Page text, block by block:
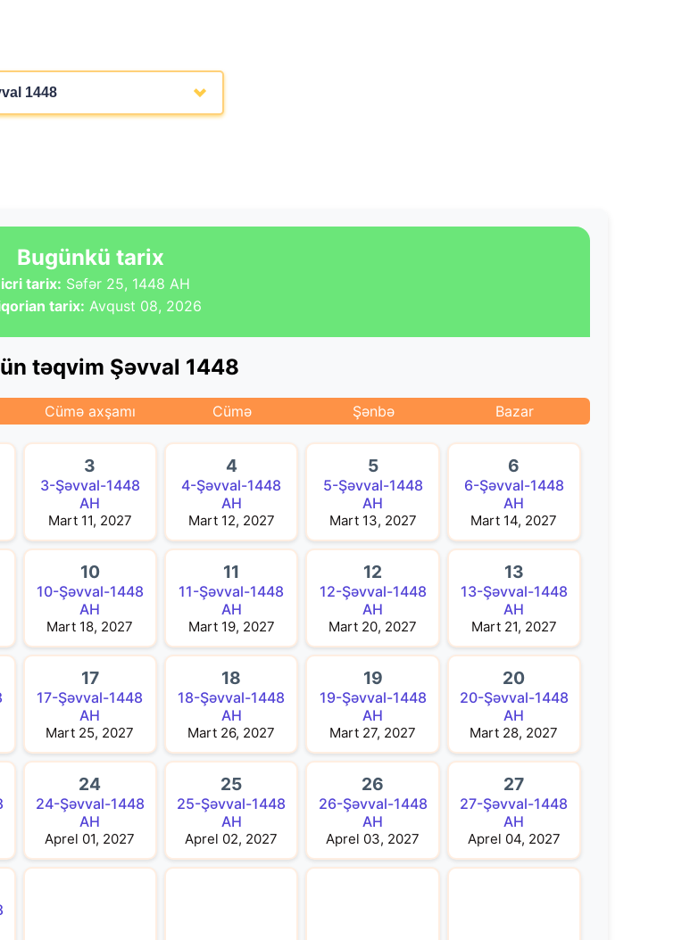
1448
Bugünkü tarix
tarix: Səfər 25, 1448 AH
tarix: Avqust 08, 2026
təqvim Şəvval 1448
Cümə axşamı Cümə Şənbə Bazar
3
3-Şəvval-1448
AH
Mart 11, 2027
4
4-Şəvval-1448
AH
Mart 12, 2027
5
5-Şəvval-1448
AH
Mart 13, 2027
6
6-Şəvval-1448
AH
Mart 14, 2027
10
10-Şəvval-1448
AH
Mart 18, 2027
11
11-Şəvval-1448
AH
Mart 19, 2027
12
12-Şəvval-1448
AH
Mart 20, 2027
13
13-Şəvval-1448
AH
Mart 21, 2027
17
17-Şəvval-1448
AH
Mart 25, 2027
18
18-Şəvval-1448
AH
Mart 26, 2027
19
19-Şəvval-1448
AH
Mart 27, 2027
20
20-Şəvval-1448
AH
Mart 28, 2027
24
24-Şəvval-1448
AH
Aprel 01, 2027
25
25-Şəvval-1448
AH
Aprel 02, 2027
26
26-Şəvval-1448
AH
Aprel 03, 2027
27
27-Şəvval-1448
AH
Aprel 04, 2027